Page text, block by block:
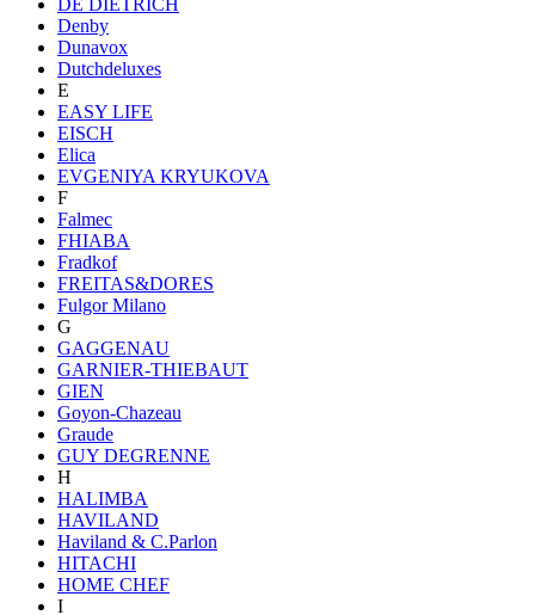
Denby
Dunavox
Dutchdeluxes
E
EASY LIFE
EISCH
Elica
EVGENIYA KRYUKOVA
F
Falmec
FHIABA
Fradkof
FREITAS&DORES
Fulgor Milano
G
GAGGENAU
GARNIER-THIEBAUT
GIEN
Goyon-Chazeau
Graude
GUY DEGRENNE
H
HALIMBA
HAVILAND
Haviland & C.Parlon
HITACHI
HOME CHEF
I